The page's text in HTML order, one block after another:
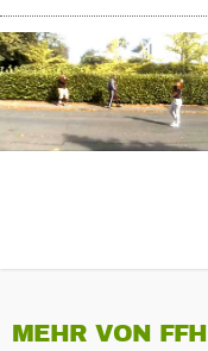
MEHR VON FFH